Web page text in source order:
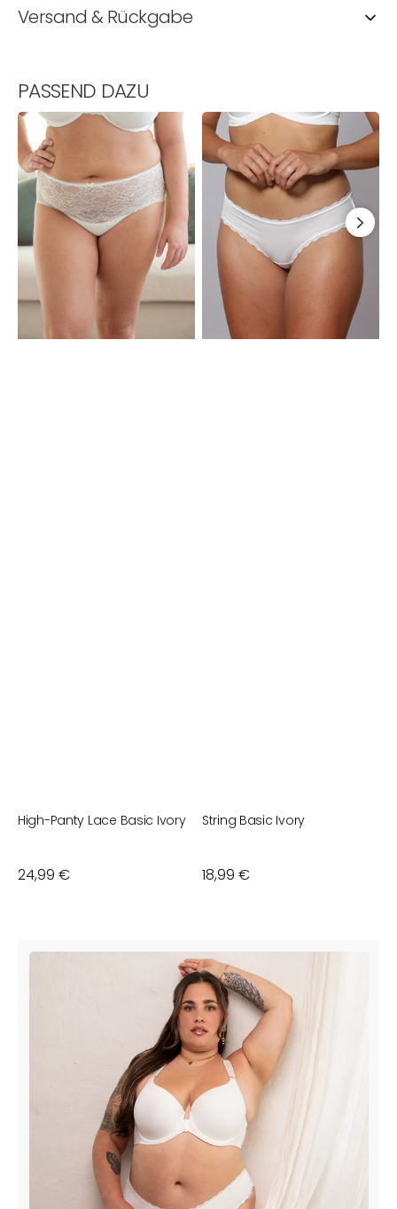
Versand & Rückgabe
PASSEND DAZU
High-
Panty
Lace
Basic
Ivory
High-Panty Lace Basic Ivory
Normaler
24,99 €
String
Basic
Ivory
String Basic Ivory
Normaler
18,99 €